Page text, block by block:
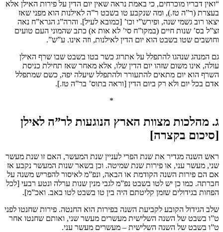
“ואין דבריו מוכרחים, כי באמת נראה שאין יום הדין על פירות האילן אלא
בעצרת (ר”ה טז.), ומה שנקבע טו בשבט ר”ה לאילנות הוא מפני שאז
יצאו רוב גשמי שנה, ופירש”י וכו’ [כמובא לעיל]. והרה”ג הגרא”ח נאה
זצ”ל בס’ שנות חיים (במקו”ח סי’ לא אות א) כתב שהמוני העם טועים
וחושבים שטו בשבט הוא יום הדין לאילנות, וזה אינו. ע”ש”.
גם המנהג שנהגו להתפלל על אתרוג כשר בטו בשבט שבו שרף האילן
עולה, אינו משום שזהו יום הדין שלו, אלא מאחר שאז תחילת כניסת
השרף הוא יום מתאים להתעורר ולהתפלל שיעלה יפה, כשם שמתפלל
אדם בכל יום ולא רק ביום הדין [וראה בתוס’ בר”ה טז.].
*
ג. מהלכות מצוות הארץ הנוגעות לר”ה לאילן
[סיכום בקצרה]
ראש השנה מגדיר את שנת הפרי לעניין שנת המעשר, האם זו שנת מעשר
שני, מעשר עני, או פירות שנת שמיטה. וכן בשאר שנות המעשר נקבע אז
אם הם פירות השנה הקודמת או הבאה, ונפ”מ לאיסור להפריש משנה על
חברתה. כמו כן יש לטו בשבט נפ”מ לגבי מנין שנות ערלה ונטע רבעי [לכל
הפחות בגידולים שזמן קליטתם היה בין טו בשבט לטו באב. ואכ”מ].
שלב הגידול הקובע לקביעת השנה בפירות הוא החנטה. פירות שחנטו לפני
ט”ו בשבט של השנה השלישית מעשרים מעשר שני, ואותם שחנטו אחר
ט”ו בשבט של השנה השלישית – מעשרים מעשר עני.